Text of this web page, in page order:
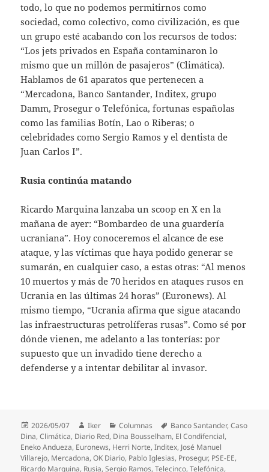
todo, lo que no podemos permitirnos como
sociedad, como colectivo, como civilización, es que
un grupo esté acabando con los recursos de todos:
“Los jets privados en España contaminaron lo
mismo que un millón de pasajeros” (Climática).
Hablamos de 61 aparatos que pertenecen a
“Mercadona, Banco Santander, Inditex, grupo
Damm, Prosegur o Telefónica, fortunas españolas
como las familias Botín, Lao o Riberas; o
celebridades como Sergio Ramos y el dentista de
Juan Carlos I”.
Rusia continúa matando
Ricardo Marquina lanzaba un scoop en X en la
mañana de ayer: “Bombardeo de una guardería
ucraniana”. Hoy conoceremos el alcance de ese
ataque, y las víctimas que haya podido generar se
sumarán, en cualquier caso, a estas otras: “Al menos
10 muertos y más de 70 heridos en ataques rusos en
Ucrania en las últimas 24 horas” (Euronews). Al
mismo tiempo, “Ucrania afirma que sigue atacando
las infraestructuras petrolíferas rusas”. Como sé por
dónde vienen, me adelanto a las tonterías: por
supuesto que un invadido tiene derecho a
defenderse y a intentar debilitar al invasor.
Publicado
el
2026/05/07 Autor
Iker Categorías
Columnas Etiquetas
Banco Santander,Caso
Dina,Climática, Diario Red, Dina Bousselham, El Condifencial,
Eneko Andueza, Euronews, Herri Norte,Inditex, José Manuel
Villarejo, Mercadona,OK Diario, Pablo Iglesias, Prosegur, PSE-EE,
Ricardo Marquina, Rusia,Sergio Ramos,Telecinco,Telefónica,